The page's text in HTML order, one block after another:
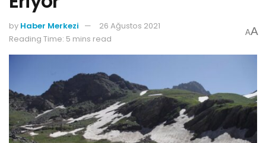
by Haber Merkezi
26 Ağustos 2021
Reading Time: 5 mins read
AA